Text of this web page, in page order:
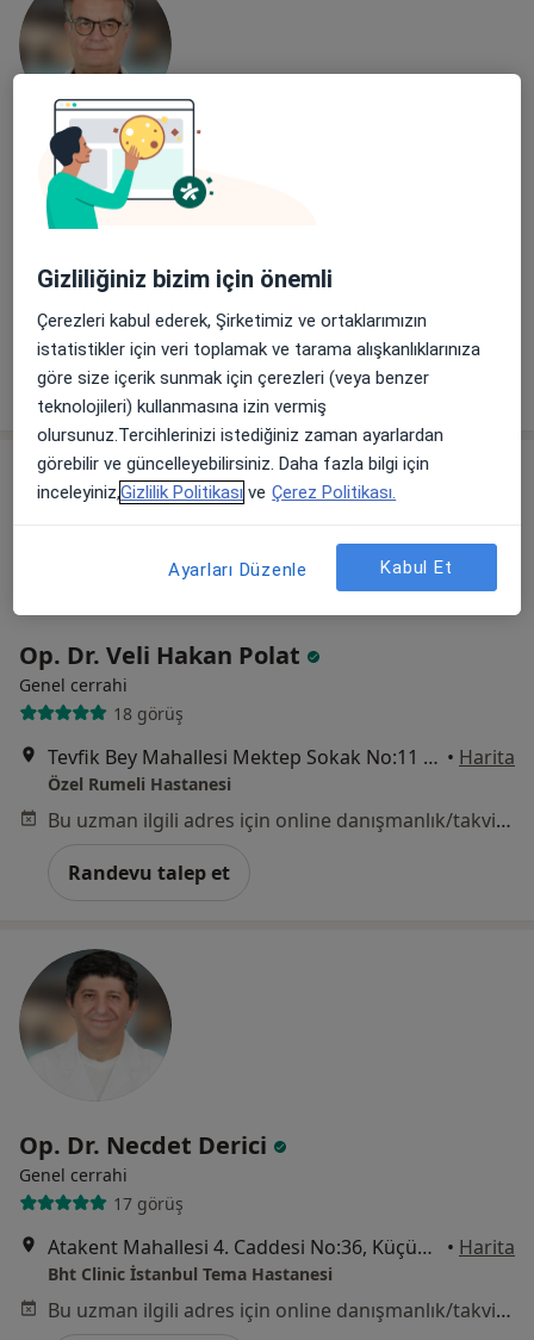
Doç. Dr. Yavuz Selim Sarı
Genel cerrahi
Bht Clinic İstanbul Tema Hastanesi
Randevu talep et
Op. Dr. Veli Hakan Polat
Genel cerrahi
18 görüş
Tevfik Bey Mahallesi Mektep Sokak No:11 Sefaköy, Küçükçekmece • Harita
Özel Rumeli Hastanesi
Bu uzman ilgili adres için online danışmanlık/takvim sunmuyor.
Randevu talep et
Op. Dr. Necdet Derici
Genel cerrahi
17 görüş
Atakent Mahallesi 4. Caddesi No:36, Küçükçekmece • Harita
Bht Clinic İstanbul Tema Hastanesi
Bu uzman ilgili adres için online danışmanlık/takvim sunmuyor.
Gizliliğiniz bizim için önemli
Çerezleri kabul ederek, Şirketimiz ve ortaklarımızın
istatistikler için veri toplamak ve tarama alışkanlıklarınıza
göre size içerik sunmak için çerezleri (veya benzer
teknolojileri) kullanmasına izin vermiş
olursunuz.Tercihlerinizi istediğiniz zaman ayarlardan
görebilir ve güncelleyebilirsiniz. Daha fazla bilgi için
inceleyiniz,Gizlilik Politikası ve Çerez Politikası.
Ayarları Düzenle Kabul Et